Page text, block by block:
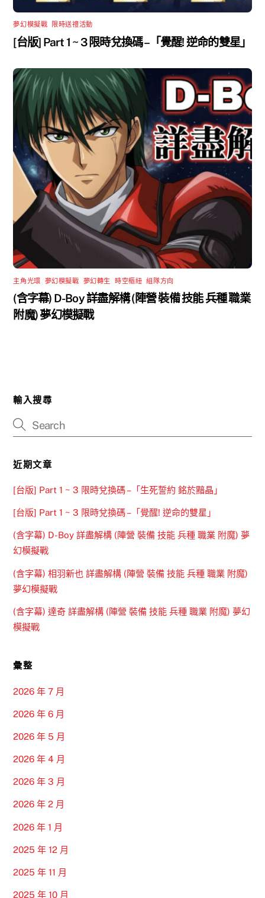
夢幻模擬戰 限時送禮活動
[台版] Part 1 ~ 3 限時兌換碼 –「覺醒! 逆命的雙星」
主角光環 夢幻模擬戰 夢幻轉生 ,時空樞紐 ,組隊方向
(含字幕) D-Boy 詳盡解構 (陣營 裝備 技能 兵種 職業
附魔) 夢幻模擬戰
輸入搜尋
近期文章
[台版] Part 1 ~ 3 限時兌換碼 –「生死誓約 銘於黯晶」
[台版] Part 1 ~ 3 限時兌換碼 –「覺醒! 逆命的雙星」
(含字幕) D-Boy 詳盡解構 (陣營 裝備 技能 兵種 職業 附魔) 夢
幻模擬戰
(含字幕) 相羽新也 詳盡解構 (陣營 裝備 技能 兵種 職業 附魔)
夢幻模擬戰
(含字幕) 達奇 詳盡解構 (陣營 裝備 技能 兵種 職業 附魔) 夢幻
模擬戰
彙整
2026 年 7 月
2026 年 6 月
2026 年 5 月
2026 年 4 月
2026 年 3 月
2026 年 2 月
2026 年 1 月
2025 年 12 月
2025 年 11 月
2025 年 10 月